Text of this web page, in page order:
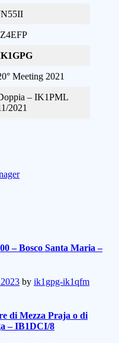
Meeting 2021
– IK1PML
2021
– Bosco Santa Maria –
by ik1gpg-ik1qfm
di Mezza Praja o di
– IB1DCI/8